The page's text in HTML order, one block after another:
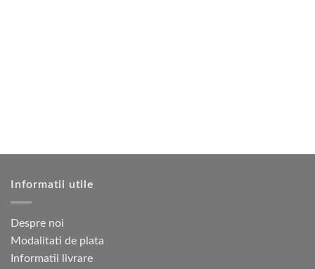
Informatii utile
Despre noi
Modalitati de plata
Informatii livrare